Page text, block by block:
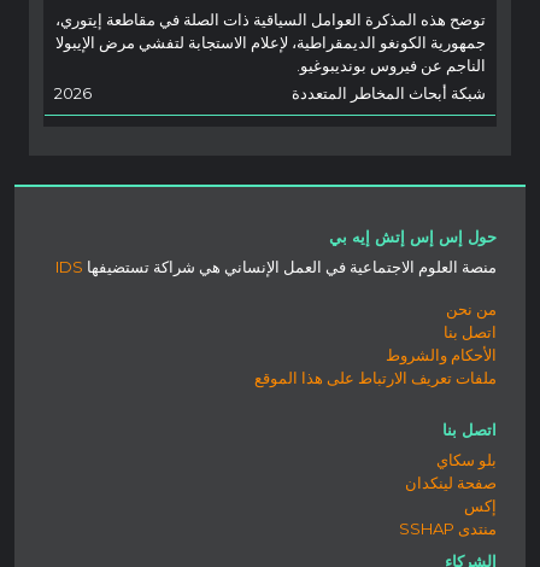
توضح هذه المذكرة العوامل السياقية ذات الصلة في مقاطعة إيتوري،
جمهورية الكونغو الديمقراطية، لإعلام الاستجابة لتفشي مرض الإيبولا
الناجم عن فيروس بونديبوغيو.
شبكة أبحاث المخاطر المتعددة
2026
حول إس إس إتش إيه بي
منصة العلوم الاجتماعية في العمل الإنساني هي شراكة تستضيفها IDS
من نحن
اتصل بنا
الأحكام والشروط
ملفات تعريف الارتباط على هذا الموقع
اتصل بنا
بلو سكاي
صفحة لينكدان
إكس
منتدى SSHAP
الشركاء